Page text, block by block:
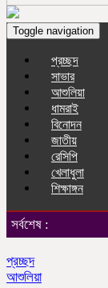
Toggle navigation
প্রচ্ছদ
সাভার
আশুলিয়া
ধামরাই
বিনোদন
জাতীয়
রেসিপি
খেলাধুলা
শিক্ষাঙ্গন
সর্বশেষ :
প্রচ্ছদ
আশুলিয়া